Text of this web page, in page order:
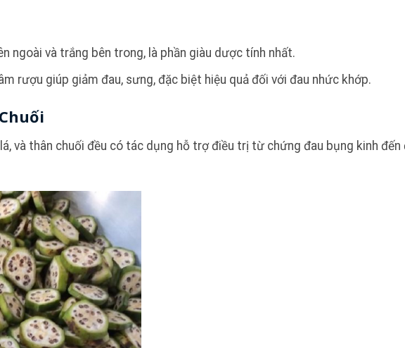
ngoài và trắng bên trong, là phần giàu dược tính nhất.
rượu giúp giảm đau, sưng, đặc biệt hiệu quả đối với đau nhức khớp.
và thân chuối đều có tác dụng hỗ trợ điều trị từ chứng đau bụng kinh đến